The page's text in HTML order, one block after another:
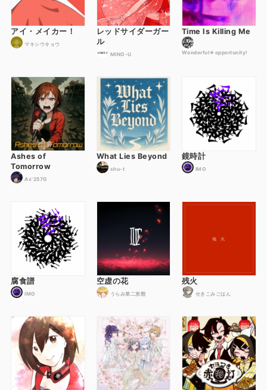
アイ・メイカー！
マキシウキョウ
レッドサイダーガー
ル
MINO-U
Time Is Killing Me
Wonderful★opportunity!
Ashes of
Tomorrow
As'257G
What Lies Beyond
shu-t
鏡時計
IMO
腐食譜
IMO
空虚の花
うらみ第二形態
残火
せきこみごはん